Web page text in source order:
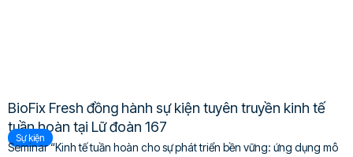
BioFix Fresh đồng hành sự kiện tuyên truyền kinh tế
tuần hoàn tại Lữ đoàn 167
Sự kiện
Seminar “Kinh tế tuần hoàn cho sự phát triển bền vững: ứng dụng mô